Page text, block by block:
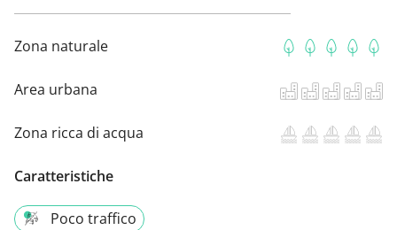
Zona naturale
Area urbana
Zona ricca di acqua
Caratteristiche
Poco traffico